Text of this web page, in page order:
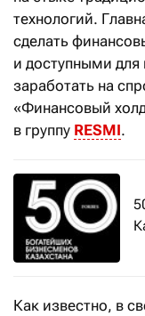
технологий.
сделать
и доступными для
заработать на
«Финансовый
в группу RESMI.
Как известно, в